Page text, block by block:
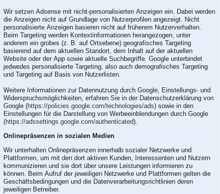
Wir setzen Adsense mit nicht-personalisierten Anzeigen ein. Dabei werden
die Anzeigen nicht auf Grundlage von Nutzerprofilen angezeigt. Nicht
personalisierte Anzeigen basieren nicht auf früherem Nutzerverhalten.
Beim Targeting werden Kontextinformationen herangezogen, unter
anderem ein grobes (z. B. auf Ortsebene) geografisches Targeting
basierend auf dem aktuellen Standort, dem Inhalt auf der aktuellen
Website oder der App sowie aktuelle Suchbegriffe. Google unterbindet
jedwedes personalisierte Targeting, also auch demografisches Targeting
und Targeting auf Basis von Nutzerlisten.
Weitere Informationen zur Datennutzung durch Google, Einstellungs- und
Widerspruchsmöglichkeiten, erfahren Sie in der Datenschutzerklärung von
Google (https://policies.google.com/technologies/ads) sowie in den
Einstellungen für die Darstellung von Werbeeinblendungen durch Google
(https://adssettings.google.com/authenticated).
Onlinepräsenzen in sozialen Medien
Wir unterhalten Onlinepräsenzen innerhalb sozialer Netzwerke und
Plattformen, um mit den dort aktiven Kunden, Interessenten und Nutzern
kommunizieren und sie dort über unsere Leistungen informieren zu
können. Beim Aufruf der jeweiligen Netzwerke und Plattformen gelten die
Geschäftsbedingungen und die Datenverarbeitungsrichtlinien deren
jeweiligen Betreiber.